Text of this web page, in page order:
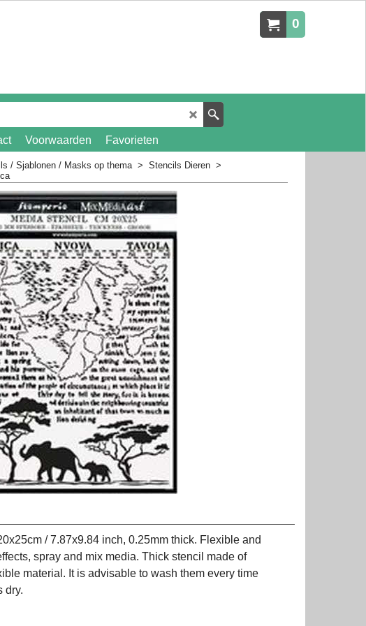
0
Voorwaarden
Favorieten
/ Sjablonen / Masks op thema> Stencils Dieren >
/ 7.87x9.84 inch, 0.25mm thick. Flexible and
spray and mix media. Thick stencil made of
material. It is advisable to wash them every time
dry.